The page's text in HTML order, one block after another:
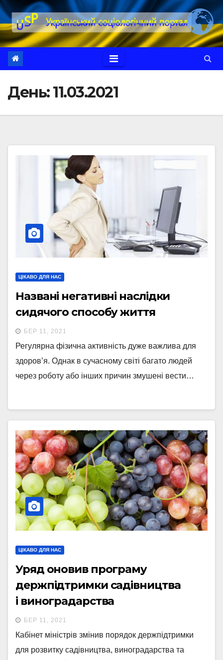
Перейти
до
вмісту
День:11.03.2021
ЦІКАВО ДЛЯ НАС
Названі негативні наслідки
сидячого способу життя
БЕР 11, 2021
Регулярна фізична активність дуже важлива для
здоров’я. Однак в сучасному світі багато людей
через роботу або інших причин змушені вести…
ЦІКАВО ДЛЯ НАС
Уряд оновив програму
держпідтримки садівництва
і виноградарства
БЕР 11, 2021
Кабінет міністрів змінив порядок держпідтримки
для розвитку садівництва, виноградарства та